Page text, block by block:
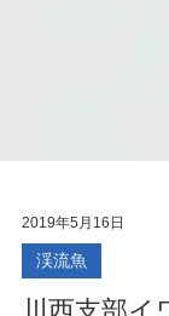
2019年5月16日
渓流魚